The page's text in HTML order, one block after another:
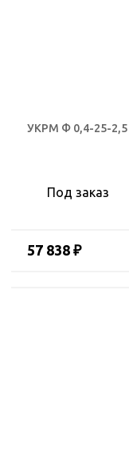
УКРМ Ф 0,4-25-2,5
Под заказ
57 838 ₽